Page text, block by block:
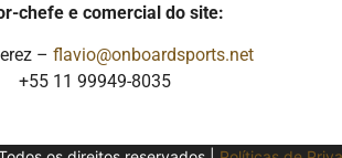
chefe e comercial do site:
– flavio@onboardsports.net
+55 11 99949-8035